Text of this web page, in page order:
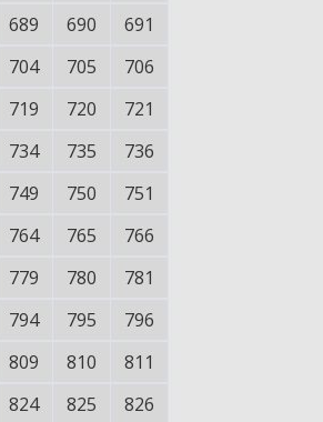
689 690
691
704 705
706
719 720
721
734 735
736
749 750
751
764 765
766
779 780
781
794 795
796
809 810
811
824 825 826